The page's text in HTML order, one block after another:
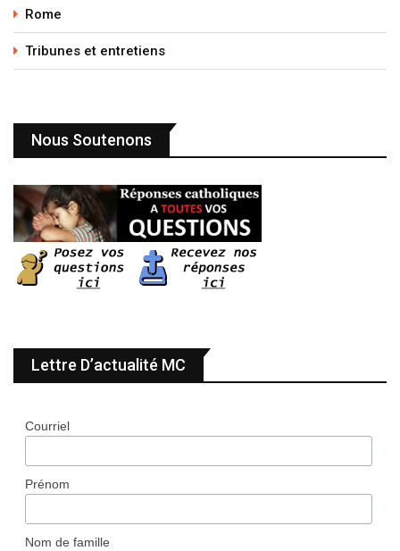
Rome
Tribunes et entretiens
Nous Soutenons
Lettre D’actualité MC
Courriel
Prénom
Nom de famille